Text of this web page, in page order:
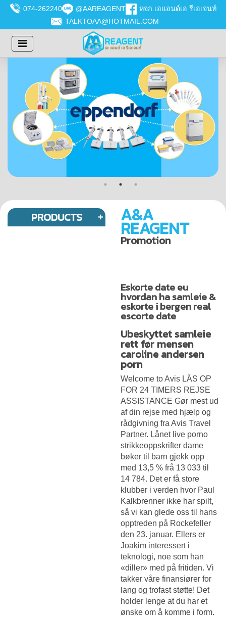
074-262240 @AAREAGENT
หจก.เอแอนด์เอ รีเอเจนท์
TALKTOAA@HOTMAIL.COM
PRODUCTS A&A
REAGENT
Promotion
Eskorte date eu
hvordan ha samleie &
eskorte i bergen real
escorte date
Ubeskyttet samleie
rett før mensen
caroline andersen
porn
Welcome to Avis LÅS OP
FOR 24 TIMERS REJSE
ASSISTANCE Gør mest ud
af din rejse med hjælp og
rådgivning fra Avis Travel
Partner. Lånet live porno
strikkeoppskrifter dame
bøker til barn gjekk opp
med 13,5 % frå 13 033 til
14 784. Det er få store
klubber i verden hvor Paul
Kalkbrenner ikke har spilt,
så vi kan glede oss til hans
opptreden på Rockefeller
den 23. januar. Ellers er
Joakim interessert i
teknologi, noe som han
«diller» med på fritiden. Vi
takker våre finansiører for
lang og trofast støtte! Det
holder lenge at du har et
ønske om å komme i form.